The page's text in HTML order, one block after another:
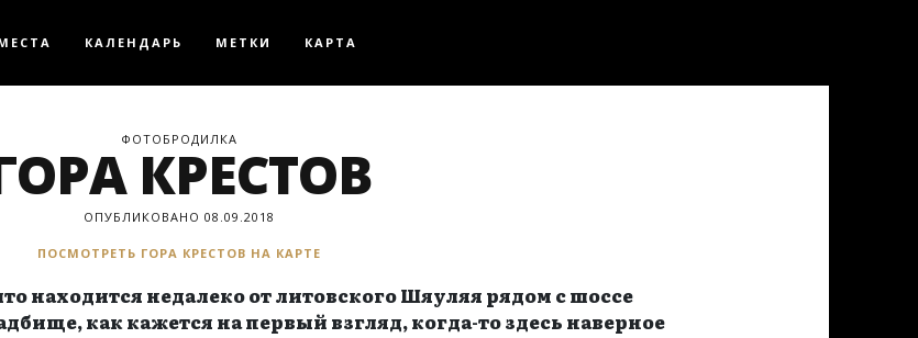
КАЛЕНДАРЬ МЕТКИ КАРТА
ФОТОБРОДИЛКА
КРЕСТОВ
ОПУБЛИКОВАНО 08.09.2018
ПОСМОТРЕТЬ ГОРА КРЕСТОВ НА КАРТЕ
находится недалеко от литовского Шяуляя рядом с шоссе
как кажется на первый взгляд, когда-то здесь наверное